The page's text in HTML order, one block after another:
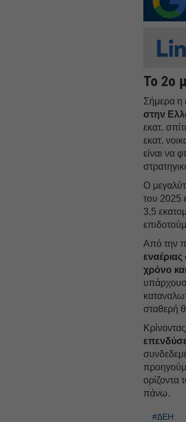
Το 2ο
Σήμερα η
στην
εκατ.
εκατ.
είναι να
Ο
του 2025
3,5
Από την
εναέριας
χρόνο
σταθερή
ορίζοντα
πάνω.
#ΔΕΗ